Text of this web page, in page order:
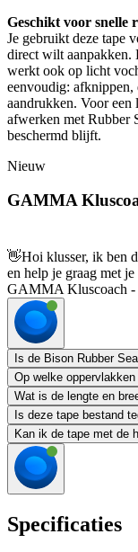
Geschikt voor snelle
Je gebruikt deze tape
direct wilt aanpakken.
werkt ook op licht
eenvoudig: afknippen,
aandrukken. Voor een
afwerken met Rubber
beschermd blijft.
Nieuw
GAMMA
👋Hoi klusser, ik ben
en help je graag met je
GAMMA Kluscoach -
Is de Bison Rubber
Op welke
Wat is de lengte en
Is deze tape bestand
Kan ik de tape met de
Specificaties